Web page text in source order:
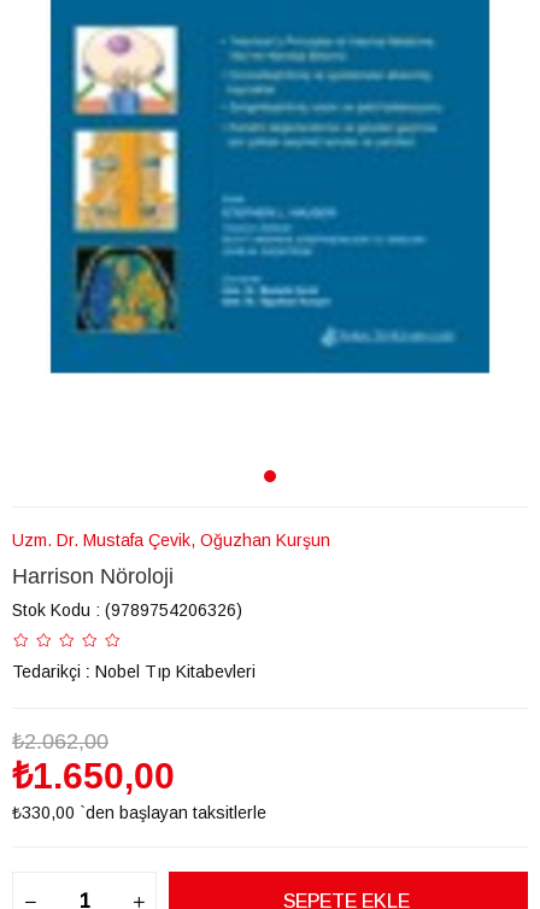
Uzm. Dr. Mustafa Çevik, Oğuzhan Kurşun
Harrison Nöroloji
Stok Kodu (9789754206326)
Tedarikçi : Nobel Tıp Kitabevleri
₺2.062,00
₺1.650,00
₺330,00 `den başlayan taksitlerle